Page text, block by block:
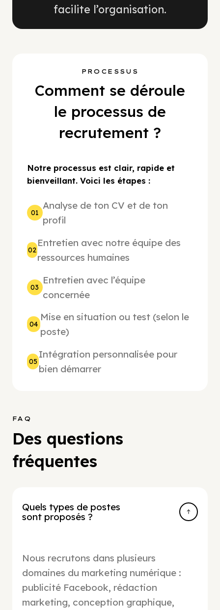
facilite l’organisation.
PROCESSUS
Comment se déroule
le processus de
recrutement ?
Notre processus est clair, rapide et
bienveillant. Voici les étapes :
01
Analyse de ton CV et de ton
profil
02
Entretien avec notre équipe des
ressources humaines
03
Entretien avec l’équipe
concernée
04
Mise en situation ou test (selon le
poste)
05
Intégration personnalisée pour
bien démarrer
FAQ
Des questions
fréquentes
Quels types de postes
sont proposés ?
Nous recrutons dans plusieurs
domaines du marketing numérique :
publicité Facebook, rédaction
marketing, conception graphique,